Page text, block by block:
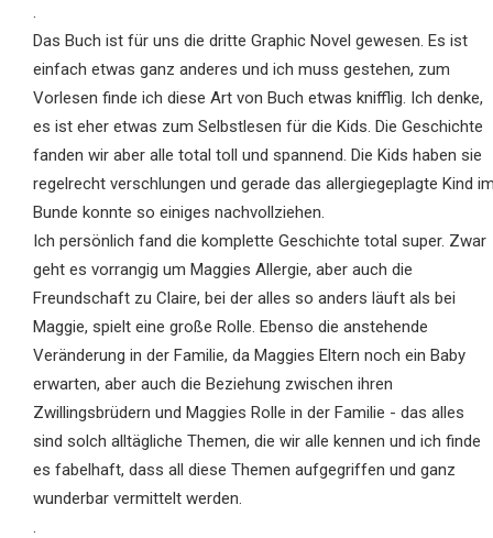
.
Das Buch ist für uns die dritte Graphic Novel gewesen. Es ist
einfach etwas ganz anderes und ich muss gestehen, zum
Vorlesen finde ich diese Art von Buch etwas knifflig. Ich denke,
es ist eher etwas zum Selbstlesen für die Kids. Die Geschichte
fanden wir aber alle total toll und spannend. Die Kids haben sie
regelrecht verschlungen und gerade das allergiegeplagte Kind
Bunde konnte so einiges nachvollziehen.
Ich persönlich fand die komplette Geschichte total super. Zwar
geht es vorrangig um Maggies Allergie, aber auch die
Freundschaft zu Claire, bei der alles so anders läuft als bei
Maggie, spielt eine große Rolle. Ebenso die anstehende
Veränderung in der Familie, da Maggies Eltern noch ein Baby
erwarten, aber auch die Beziehung zwischen ihren
Zwillingsbrüdern und Maggies Rolle in der Familie - das alles
sind solch alltägliche Themen, die wir alle kennen und ich finde
es fabelhaft, dass all diese Themen aufgegriffen und ganz
wunderbar vermittelt werden.
.